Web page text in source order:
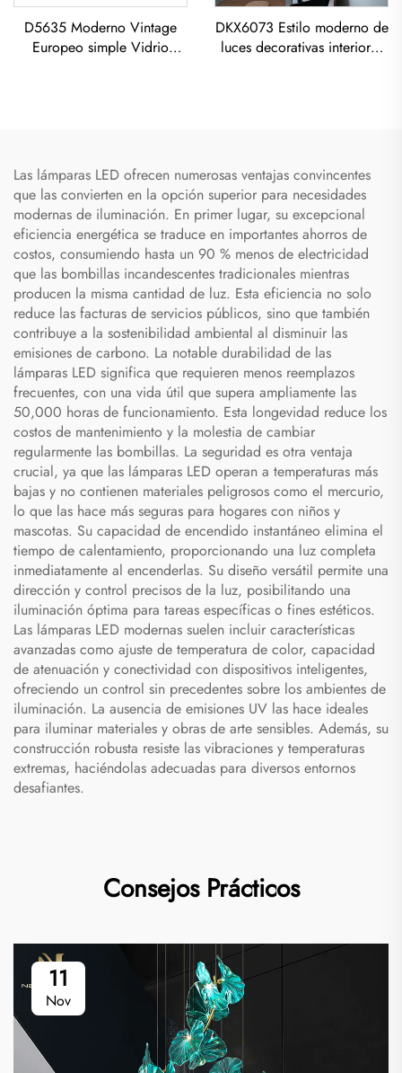
D5635 Moderno Vintage
Europeo simple Vidrio
DKX6073 Estilo moderno de
luces decorativas interiores
Las lámparas LED ofrecen numerosas ventajas convincentes
que las convierten en la opción superior para necesidades
modernas de iluminación. En primer lugar, su excepcional
eficiencia energética se traduce en importantes ahorros de
costos, consumiendo hasta un 90 % menos de electricidad
que las bombillas incandescentes tradicionales mientras
producen la misma cantidad de luz. Esta eficiencia no solo
reduce las facturas de servicios públicos, sino que también
contribuye a la sostenibilidad ambiental al disminuir las
emisiones de carbono. La notable durabilidad de las
lámparas LED significa que requieren menos reemplazos
frecuentes, con una vida útil que supera ampliamente las
50,000 horas de funcionamiento. Esta longevidad reduce los
costos de mantenimiento y la molestia de cambiar
regularmente las bombillas. La seguridad es otra ventaja
crucial, ya que las lámparas LED operan a temperaturas más
bajas y no contienen materiales peligrosos como el mercurio,
lo que las hace más seguras para hogares con niños y
mascotas. Su capacidad de encendido instantáneo elimina el
tiempo de calentamiento, proporcionando una luz completa
inmediatamente al encenderlas. Su diseño versátil permite una
dirección y control precisos de la luz, posibilitando una
iluminación óptima para tareas específicas o fines estéticos.
Las lámparas LED modernas suelen incluir características
avanzadas como ajuste de temperatura de color, capacidad
de atenuación y conectividad con dispositivos inteligentes,
ofreciendo un control sin precedentes sobre los ambientes de
iluminación. La ausencia de emisiones UV las hace ideales
para iluminar materiales y obras de arte sensibles. Además, su
construcción robusta resiste las vibraciones y temperaturas
extremas, haciéndolas adecuadas para diversos entornos
desafiantes.
Consejos Prácticos
11
Nov